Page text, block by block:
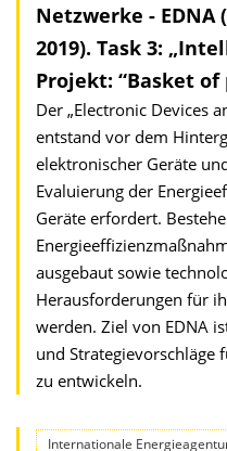
Netzwerke - EDNA
2019). Task 3:
Projekt: “Basket
Der „Electronic Devices
entstand vor dem
elektronischer Geräte
Evaluierung der
Geräte erfordert.
ausgebaut sowie
Herausforderungen für
werden. Ziel von EDNA
und Strategievorschläge
zu entwickeln.
Internationale